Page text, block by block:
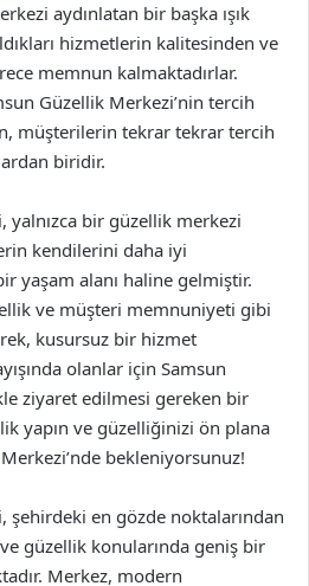
aydınlatan bir başka ışık
hizmetlerin kalitesinden ve
memnun kalmaktadırlar.
Güzellik Merkezi’nin tercih
müşterilerin tekrar tekrar tercih
biridir.
yalnızca bir güzellik merkezi
kendilerini daha iyi
yaşam alanı haline gelmiştir.
ve müşteri memnuniyeti gibi
kusursuz bir hizmet
olanlar için Samsun
ziyaret edilmesi gereken bir
yapın ve güzelliğinizi ön plana
bekleniyorsunuz!
şehirdeki en gözde noktalarından
güzellik konularında geniş bir
Merkez, modern